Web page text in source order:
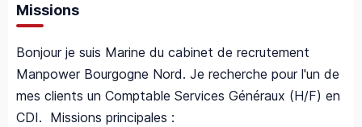
Missions
Bonjour je suis Marine du cabinet de recrutement
Manpower Bourgogne Nord. Je recherche pour l'un de
mes clients un Comptable Services Généraux (H/F) en
CDI. Missions principales :